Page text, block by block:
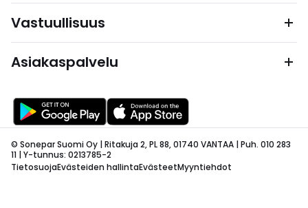
Vastuullisuus
Asiakaspalvelu
© Sonepar Suomi Oy | Ritakuja 2, PL 88, 01740 VANTAA | Puh. 010 283
11 | Y-tunnus: 0213785-2
TietosuojaEvästeiden hallintaEvästeetMyyntiehdot